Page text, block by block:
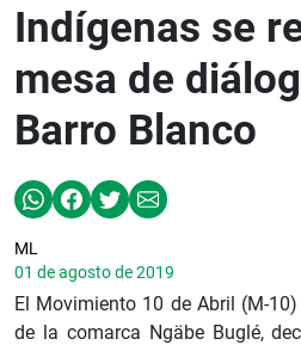
Indígenas se
mesa de
Barro Blanco
ML
01 de agosto de 2019
El Movimiento 10 de Abril (M-
de la comarca Ngäbe Buglé,